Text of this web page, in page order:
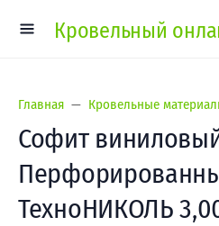
Кровельный
Главная Кровельные
Софит
ТехноНИКОЛЬ